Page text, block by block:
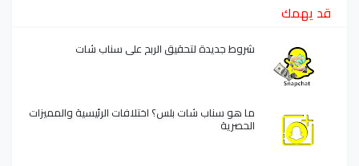
قد يهمك
شروط جديدة لتحقيق الربح على سناب شات
ما هو سناب شات بلس؟ اختلافات الرئيسية والمميزات
الحصرية